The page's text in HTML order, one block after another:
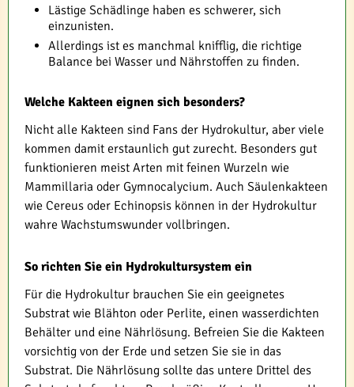
Lästige Schädlinge haben es schwerer, sich
einzunisten.
Allerdings ist es manchmal knifflig, die richtige
Balance bei Wasser und Nährstoffen zu finden.
Welche Kakteen eignen sich besonders?
Nicht alle Kakteen sind Fans der Hydrokultur, aber viele
kommen damit erstaunlich gut zurecht. Besonders gut
funktionieren meist Arten mit feinen Wurzeln wie
Mammillaria oder Gymnocalycium. Auch Säulenkakteen
wie Cereus oder Echinopsis können in der Hydrokultur
wahre Wachstumswunder vollbringen.
So richten Sie ein Hydrokultursystem ein
Für die Hydrokultur brauchen Sie ein geeignetes
Substrat wie Blähton oder Perlite, einen wasserdichten
Behälter und eine Nährlösung. Befreien Sie die Kakteen
vorsichtig von der Erde und setzen Sie sie in das
Substrat. Die Nährlösung sollte das untere Drittel des